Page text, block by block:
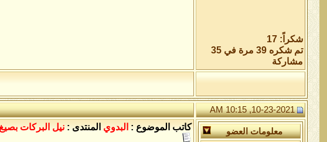
شكراً: 17
تم شكره 39 مرة في 35
مشاركة
10-23-2021, 10:15 AM
معلومات العضو كاتب الموضوع : البدوي المنتدى : نيل البركات